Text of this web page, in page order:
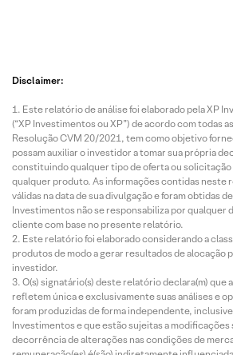
Disclaimer:
Este relatório de análise foi elaborado pela XP
(“XP Investimentos ou XP”) de acordo com todas
Resolução CVM 20/2021, tem como objetivo
possam auxiliar o investidor a tomar sua própria
constituindo qualquer tipo de oferta ou solicitação
qualquer produto. As informações contidas neste
válidas na data de sua divulgação e foram obtidas
Investimentos não se responsabiliza por qualquer
cliente com base no presente relatório.
Este relatório foi elaborado considerando a
produtos de modo a gerar resultados de alocação
investidor.
O(s) signatário(s) deste relatório declara(m) que
refletem única e exclusivamente suas análises e
foram produzidas de forma independente,
Investimentos e que estão sujeitas a modificações
decorrência de alterações nas condições de